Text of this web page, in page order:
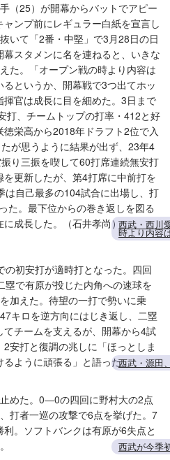
（25）が開幕からバットでアピー
ンプ前にレギュラー白紙を宣言し
いて「2番・中堅」で3月28日の日
スタメンに名を連ねると、いきな
た。「オープン戦の時より内容は
というか、開幕戦で3つ出てホッ
官は成長に目を細めた。3日まで
打、チームトップの打率・412と好
栄高から2018年ドラフト2位で入
が思うように結果が出ず、23年4
り三振を喫して60打席連続無安打
更新したが、第4打席に中前打を
は自己最多の104試合に出場し、打
た。最下位からの巻き返しを図る
成長した。（石井孝尚）西武・西川
時より内容
初安打が適時打となった。四回
で有原が投じた内角への速球を
加えた。待望の一打で勢いに乗
キロを逆方向にはじき返し、二塁
チームを支えるが、開幕から4試
安打と復調の兆しに「ほっとしま
ように頑張る」と語った。西武・源田
めた。0―0の四回に野村大の2点
打者一巡の攻撃で6点を挙げた。7
。ソフトバンクは有原が6失点と
西武が今季